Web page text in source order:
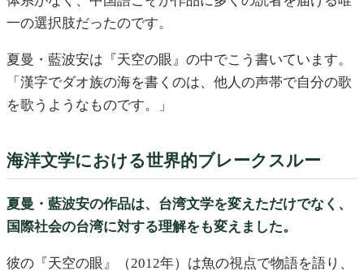
一の選択肢だったのです。
夏曼・藍波安は『天空の眼』の中でこう書いています。
「漢字でダオ族の海を書くのは、他人の声帯で自分の歌
を歌うようなものです。」
海洋文学における世界的ブレークスルー
夏曼・藍波安の作品は、台湾文学を変えただけでなく、
国際社会の台湾に対する理解をも変えました。
彼の『天空の眼』（2012年）は魚の視点で物語を語り、